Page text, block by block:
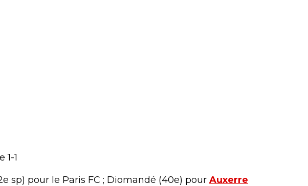
1-1
sp) pour le Paris FC ; Diomandé (40e) pour Auxerre